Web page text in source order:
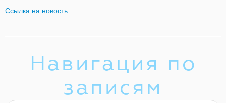
Ссылка на новость
Навигация по
записям